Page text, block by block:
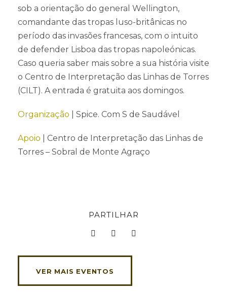
sob a orientação do general Wellington,
comandante das tropas luso-britânicas no
período das invasões francesas, com o intuito
de defender Lisboa das tropas napoleónicas.
Caso queria saber mais sobre a sua história visite
o Centro de Interpretação das Linhas de Torres
(CILT). A entrada é gratuita aos domingos.
Organização | Spice. Com S de Saudável
Apoio | Centro de Interpretação das Linhas de
Torres – Sobral de Monte Agraço
PARTILHAR
VER MAIS EVENTOS